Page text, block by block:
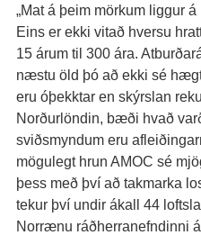
„Mat á þeim mörkum liggur
Eins er ekki vitað hversu
15 árum til 300 ára.
næstu öld þó að ekki sé
eru óþekktar en skýrslan
Norðurlöndin, bæði hvað
sviðsmyndum eru
mögulegt hrun AMOC sé
þess með því að takmarka
tekur því undir ákall 44
Norrænu ráðherranefndinni